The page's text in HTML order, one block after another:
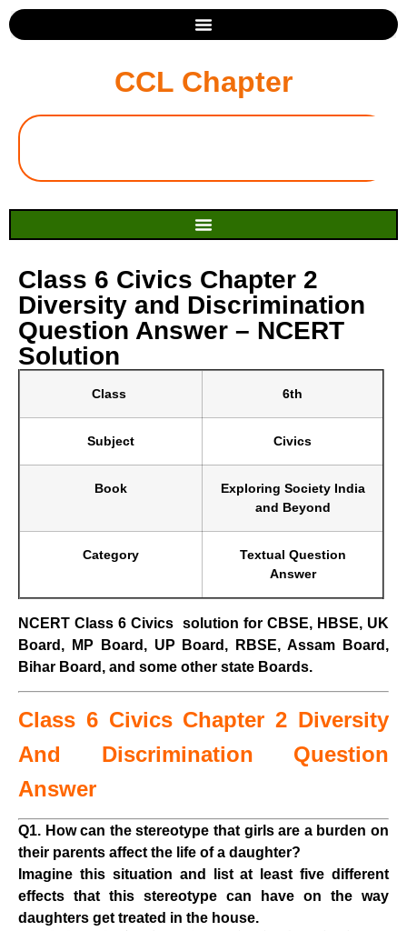
CCL Chapter
Class 6 Civics Chapter 2
Diversity and Discrimination
Question Answer – NCERT
Solution
Class 6th
Subject Civics
Book
Exploring Society India
and Beyond
Category
Textual Question
Answer
NCERT Class 6 Civics solution for CBSE, HBSE, UK
Board, MP Board, UP Board, RBSE, Assam Board,
Bihar Board, and some other state Boards.
Class 6 Civics Chapter 2 Diversity
And Discrimination Question
Answer
Q1. How can the stereotype that girls are a burden on
their parents affect the life of a daughter?
Imagine this situation and list at least five different
effects that this stereotype can have on the way
daughters get treated in the house.